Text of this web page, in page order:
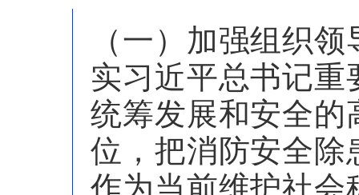
（一）加强组织
实习近平总书记
统筹发展和安全
位，把消防安全
作为当前维护社